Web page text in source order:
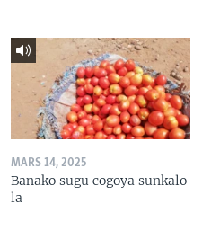
MARS 14, 2025
Banako sugu cogoya sunkalo
la